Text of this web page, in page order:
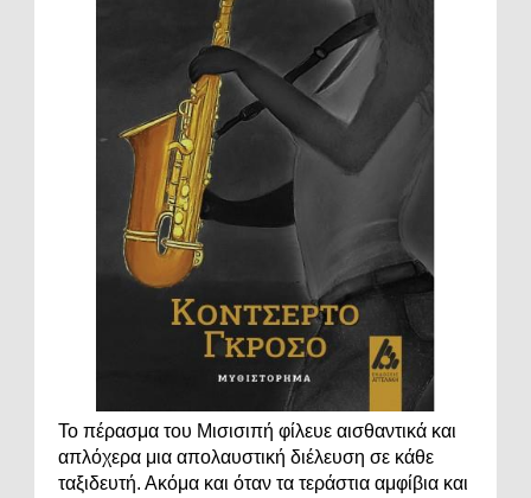
Το πέρασμα του Μισισιπή φίλευε αισθαντικά και
απλόχερα μια απολαυστική διέλευση σε κάθε
ταξιδευτή. Ακόμα και όταν τα τεράστια αμφίβια και